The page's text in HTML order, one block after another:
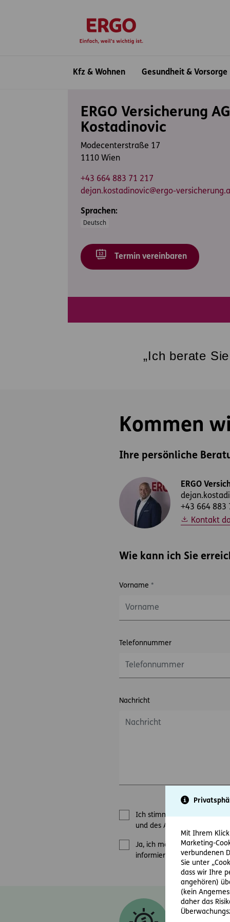
Mit Ihrem
Marketing-
verbundenen
Sie unter
dass wir Ihre
angehören)
(kein
daher das
Kfz & Wohnen
Gesundheit & Vorsorge
ERGO Versicherung
Kostadinovic
Modecenterstraße 17
1110 Wien
+43 664 883 71 217
dejan.kostadinovic@ergo-
Sprachen:
Deutsch
Termin vereinbaren
„Ich berate
Kommen
Ihre persönliche
ERGO
+43 664 883
Kontakt
Wie kann ich Sie
Vorname *
Telefonnummer
Nachricht
Ich stimme zu, dass mich
und des Angebots / der
Ja, ich möchte den E-Mail-
informiert werden.
Diese
versicherung.at